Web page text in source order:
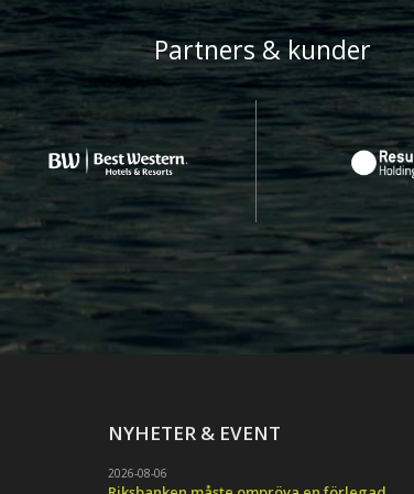
Partners & kunder
NYHETER & EVENT
2026-08-06